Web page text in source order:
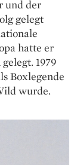
und der
gelegt
hatte er
1979
Boxlegende
wurde.